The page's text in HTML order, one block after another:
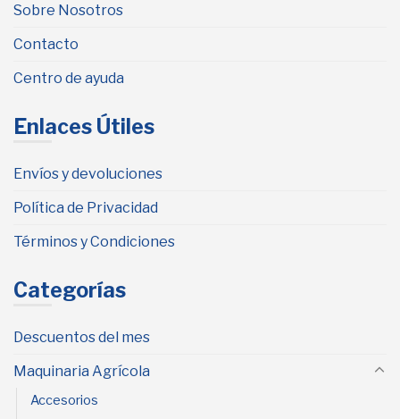
Sobre Nosotros
Contacto
Centro de ayuda
Enlaces Útiles
Envíos y devoluciones
Política de Privacidad
Términos y Condiciones
Categorías
Descuentos del mes
Maquinaria Agrícola
Accesorios